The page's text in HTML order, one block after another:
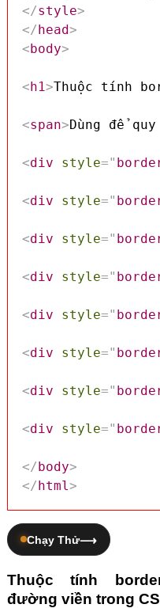
</style>
</head>
<body>
<h1>Thuộc tính
<span>Dùng để
<div style="
<div style="
<div style="
<div style="
<div style="
<div style="
<div style="
<div style="
</body>
</html>
Chạy Thử
Thuộc tính
đường viền trong